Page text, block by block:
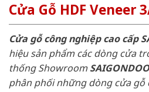
Cửa Gỗ HDF Veneer
Cửa gỗ công nghiệp cao cấp
hiệu sản phẩm các dòng cửa
thống Showroom
phân phối những dòng cửa